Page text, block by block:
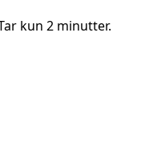
kun 2 minutter.